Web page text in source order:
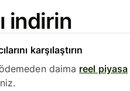
indirin
karşılaştırın
daima reel piyasa